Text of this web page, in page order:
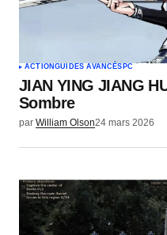
ACTIONGUIDES AVANCÉS PC
JIAN YING JIANG
Sombre
par William Olson24 mars 2026